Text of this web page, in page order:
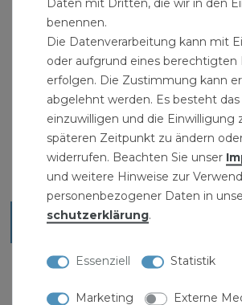
Bitte beachten: "
" >KG-Rohre und
Ähnliche Artikel
benennen.
Die Datenverarbeitung kann mit
oder aufgrund eines berechtigten
erfolgen. Die Zustimmung kann
abgelehnt werden. Es besteht
einzuwilligen und die Einwilligung
späteren Zeitpunkt zu ändern
widerrufen. Beachten Sie unser
und weitere Hinweise zur
personenbezogener Daten in
schutz­erklärung.
Essenziell Statistik
Marketing Externe